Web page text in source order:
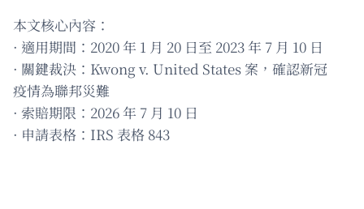
本文核心內容：
· 適用期間：2020 年 1 月 20 日至 2023 年 7 月 10 日
· 關鍵裁決：Kwong v. United States 案，確認新冠
疫情為聯邦災難
· 索賠期限：2026 年 7 月 10 日
· 申請表格：IRS 表格 843